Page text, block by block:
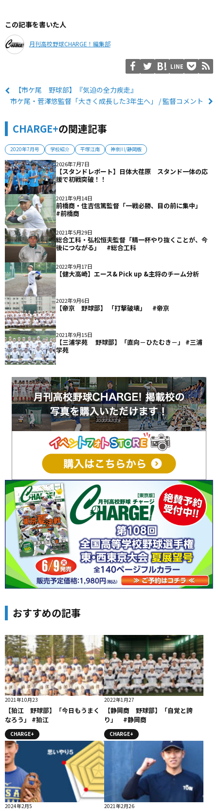
この記事を書いた人
月刊高校野球CHARGE！編集部
LINE
【市ケ尾 野球部】『気迫の全力疾走』
市ケ尾・菅澤悠監督「大きく成長した3年生へ」 / 監督コメント
CHARGE+の関連記事
2020年7月号 学校紹介 平塚江南 神奈川/静岡版
2026年7月7日
【スタンドレポート】日体大荏原 スタンド一体の応
援で初戦突破！！
2021年9月14日
前橋商・住吉信篤監督「一戦必勝、目の前に集中」
#前橋商
2021年5月29日
総合工科・弘松恒夫監督「精一杯やり抜くことが、今
後につながる」 #総合工科
2022年9月17日
【健大高崎】エース& Pick up &主将のチーム分析
2022年9月6日
【帝京 野球部】 「打撃破壊」 #帝京
2021年9月15日
【三浦学苑 野球部】「直向－ひたむき－」 #三浦
学苑
おすすめの記事
2021年10月23
【狛江 野球部】「今日もうまく
なろう」 #狛江
CHARGE+
2022年1月27
【静岡商 野球部】「自覚と誇
り」 #静岡商
CHARGE+
2024年2月5 2021年2月26